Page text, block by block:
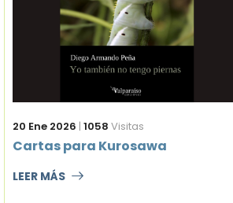
20 Ene 2026 | 1058 Visitas
Cartas para Kurosawa
LEER MÁS